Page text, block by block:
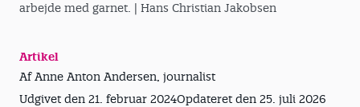
arbejde med garnet. | Hans Christian Jakobsen
Artikel
Af Anne Anton Andersen, journalist
Udgivet den 21. februar 2024Opdateret den 25. juli 2026